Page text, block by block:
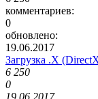
комментариев:
0
обновлено:
19.06.2017
Загрузка .X
6 250
0
19.06.2017